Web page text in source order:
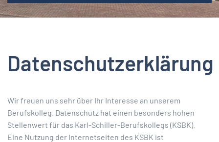
Datenschutzerklärung
Wir freuen uns sehr über Ihr Interesse an unserem
Berufskolleg. Datenschutz hat einen besonders hohen
Stellenwert für das Karl-Schiller-Berufskollegs (KSBK).
Eine Nutzung der Internetseiten des KSBK ist